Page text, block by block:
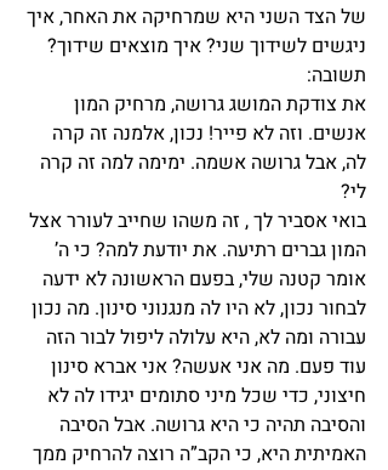
של הצד השני היא שמרחיקה את האחר, איך
ניגשים לשידוך שני? איך מוצאים שידוך?
תשובה:
את צודקת המושג גרושה, מרחיק המון
אנשים. וזה לא פייר! נכון, אלמנה זה קרה
לה, אבל גרושה אשמה. ימימה למה זה קרה
לי?
בואי אסביר לך , זה משהו שחייב לעורר אצל
המון גברים רתיעה. את יודעת למה? כי ה’
אומר קטנה שלי, בפעם הראשונה לא ידעה
לבחור נכון, לא היו לה מנגנוני סינון. מה נכון
עבורה ומה לא, היא עלולה ליפול לבור הזה
עוד פעם. מה אני אעשה? אני אברא סינון
חיצוני, כדי שכל מיני סתומים יגידו לה לא
והסיבה תהיה כי היא גרושה. אבל הסיבה
האמיתית היא, כי הקב”ה רוצה להרחיק ממך